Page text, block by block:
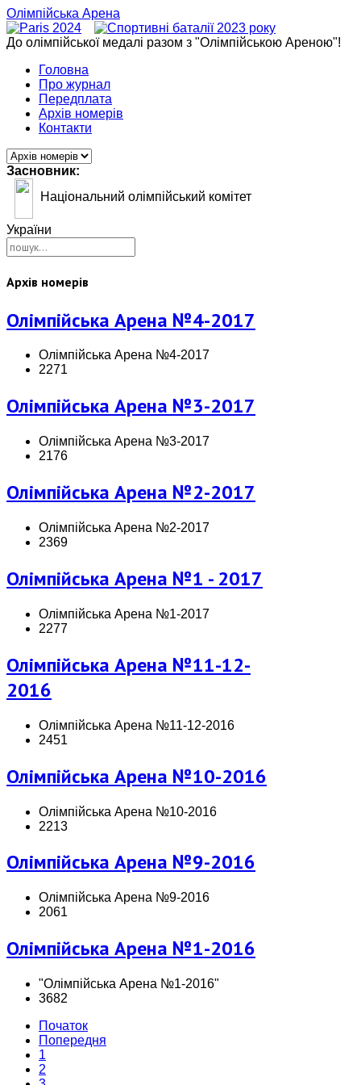
Олімпійська Арена
До олімпійської медалі разом з "Олімпійською Ареною"!
Головна
Про журнал
Передплата
Архів номерів
Контакти
Засновник:
Національний олімпійський комітет
України
Архів номерів
Олімпійська Арена №4-2017
Олімпійська Арена №4-2017
2271
Олімпійська Арена №3-2017
Олімпійська Арена №3-2017
2176
Олімпійська Арена №2-2017
Олімпійська Арена №2-2017
2369
Олімпійська Арена №1 - 2017
Олімпійська Арена №1-2017
2277
Олімпійська Арена №11-12-
2016
Олімпійська Арена №11-12-2016
2451
Олімпійська Арена №10-2016
Олімпійська Арена №10-2016
2213
Олімпійська Арена №9-2016
Олімпійська Арена №9-2016
2061
Олімпійська Арена №1-2016
"Олімпійська Арена №1-2016"
3682
Початок
Попередня
1
2